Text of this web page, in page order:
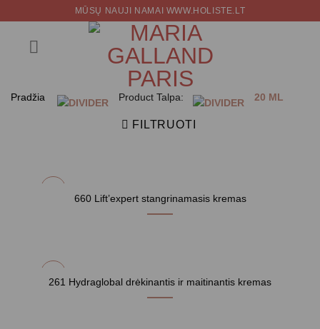
content
MŪSŲ NAUJI NAMAI WWW.HOLISTE.LT
Pradžia Product Talpa: 20 ML
FILTRUOTI
660 Lift’expert stangrinamasis kremas
261 Hydraglobal drėkinantis ir maitinantis kremas